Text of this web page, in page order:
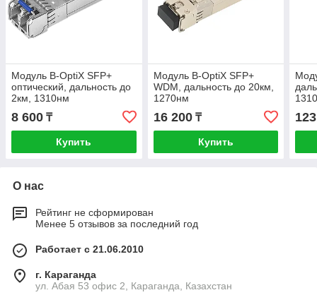
Модуль B-OptiX SFP+
оптический, дальность до
2км, 1310нм
8 600 ₸
Купить
Модуль B-OptiX SFP+
WDM, дальность до 20км,
1270нм
16 200₸
Купить
О нас
Рейтинг не сформирован
Менее 5 отзывов за последний год
Работает с 21.06.2010
г. Караганда
ул. Абая 53 офис 2, Караганда, Казахстан